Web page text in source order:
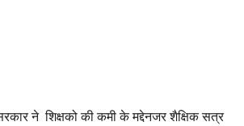
ने शिक्षको की कमी के मद्देनजर शैक्षिक सत्र